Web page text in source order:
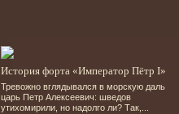
История форта «Император Пётр I»
Тревожно вглядывался в морскую даль
царь Петр Алексеевич: шведов
утихомирили, но надолго ли? Так,...